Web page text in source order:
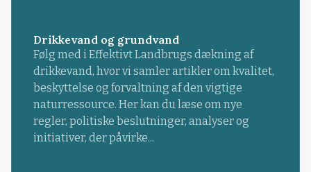
Drikkevand og grundvand
Følg med i Effektivt Landbrugs dækning af
drikkevand, hvor vi samler artikler om kvalitet,
beskyttelse og forvaltning af den vigtige
naturressource. Her kan du læse om nye
regler, politiske beslutninger, analyser og
initiativer, der påvirke...